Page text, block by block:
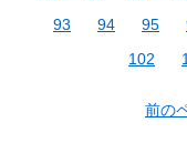
93
94 95
102
前の